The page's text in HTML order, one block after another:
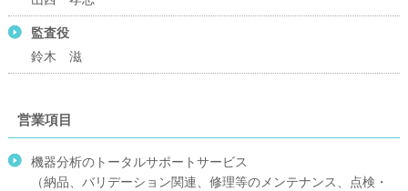
監査役
鈴木 滋
営業項目
機器分析のトータルサポートサービス
（納品、バリデーション関連、修理等のメンテナンス、点検・